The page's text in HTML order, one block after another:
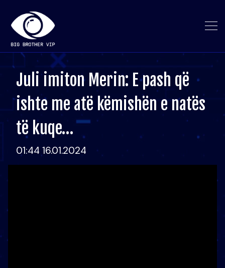
Juli imiton Merin: E pash që
ishte me atë këmishën e natës
të kuqe…
01:44 16.01.2024